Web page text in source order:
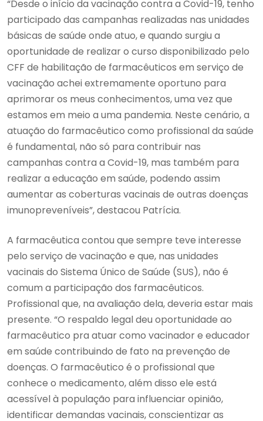
“Desde o início da vacinação contra a Covid-19, tenho
participado das campanhas realizadas nas unidades
básicas de saúde onde atuo, e quando surgiu a
oportunidade de realizar o curso disponibilizado pelo
CFF de habilitação de farmacêuticos em serviço de
vacinação achei extremamente oportuno para
aprimorar os meus conhecimentos, uma vez que
estamos em meio a uma pandemia. Neste cenário, a
atuação do farmacêutico como profissional da saúde
é fundamental, não só para contribuir nas
campanhas contra a Covid-19, mas também para
realizar a educação em saúde, podendo assim
aumentar as coberturas vacinais de outras doenças
imunopreveníveis”, destacou Patrícia.
A farmacêutica contou que sempre teve interesse
pelo serviço de vacinação e que, nas unidades
vacinais do Sistema Único de Saúde (SUS), não é
comum a participação dos farmacêuticos.
Profissional que, na avaliação dela, deveria estar mais
presente. “O respaldo legal deu oportunidade ao
farmacêutico pra atuar como vacinador e educador
em saúde contribuindo de fato na prevenção de
doenças. O farmacêutico é o profissional que
conhece o medicamento, além disso ele está
acessível à população para influenciar opinião,
identificar demandas vacinais, conscientizar as